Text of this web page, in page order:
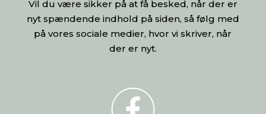
Vil du være sikker på at få besked, når der er
nyt spændende indhold på siden, så følg med
på vores sociale medier, hvor vi skriver, når
der er nyt.